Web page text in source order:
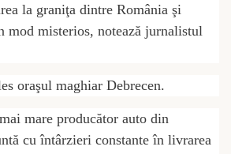
la graniţa dintre România şi
mod misterios, notează jurnalistul
oraşul maghiar Debrecen.
mare producător auto din
cu întârzieri constante în livrarea